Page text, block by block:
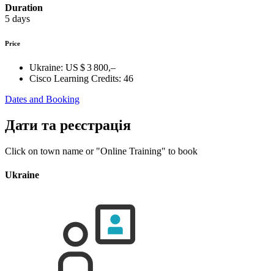
Duration
5 days
Price
Ukraine: US $ 3 800,–
Cisco Learning Credits: 46
Dates and Booking
Дати та реєстрація
Click on town name or "Online Training" to book
Ukraine